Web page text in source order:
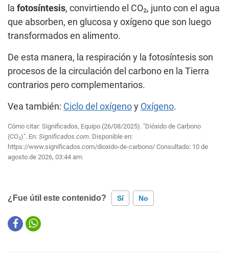
la fotosíntesis, convirtiendo el CO₂, junto con el agua
que absorben, en glucosa y oxígeno que son luego
transformados en alimento.
De esta manera, la respiración y la fotosíntesis son
procesos de la circulación del carbono en la Tierra
contrarios pero complementarios.
Vea también: Ciclo del oxígeno y Oxígeno.
Cómo citar: Significados, Equipo (26/08/2025). "Dióxido de Carbono
(CO₂)". En: Significados.com. Disponible en:
https://www.significados.com/dioxido-de-carbono/ Consultado: 10 de
agosto de 2026, 03:44 am.
¿Fue útil este contenido? Sí No
Este contenido contiene información incorrecta